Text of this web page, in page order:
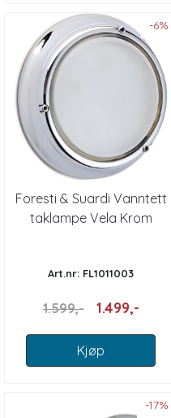
-6%
Foresti & Suardi Vanntett
taklampe Vela Krom
Art.nr: FL1011003
1.599,- 1.499,-
Kjøp
-17%